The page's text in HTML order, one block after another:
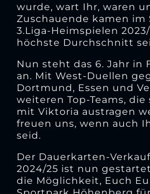
wurde, wart Ihr, waren
Zuschauende kamen im
3.Liga-Heimspielen
höchste Durchschnitt
Nun steht das 6. Jahr in
an. Mit West-Duellen
Dortmund, Essen und
weiteren Top-Teams,
mit Viktoria austragen
freuen uns, wenn auch
seid.
Der Dauerkarten-
2024/25 ist nun
die Möglichkeit, Euch